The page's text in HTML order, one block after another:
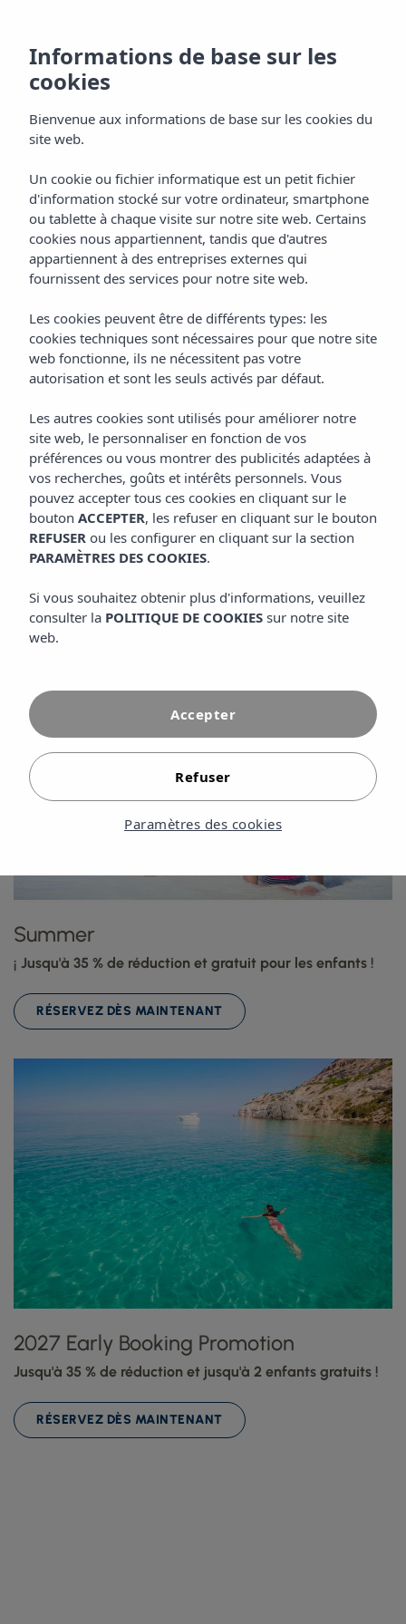
Offres à l'Insotel
Club Tarida Playa
Accueil Hôtels
Ibiza
Insotel Club Tarida Playa ****
Offres
Le meilleur offres
et promotions
Chez Insotel Club Tarida Playa nous vous proposons les
puissiez bénéficier d'un séjour complet sur la plage de Cala
Tarida au meilleur prix. Pour réserver directement sur notre
site officiel, vous aurez accès à des réductions exclusives,
des promotions familiales et des conditions spéciales que
vous trouverez auprès d'agences externes.
Summer
¡ Jusqu'à 35 % de réduction et gratuit pour les enfants !
RÉSERVEZ DÈS MAINTENANT
2027 Early Booking Promotion
Jusqu'à 35 % de réduction et jusqu'à 2 enfants gratuits !
RÉSERVEZ DÈS MAINTENANT
Informations de base sur les
cookies
Bienvenue aux informations de base sur les cookies du
site web.
Un cookie ou fichier informatique est un petit fichier
d'information stocké sur votre ordinateur, smartphone
ou tablette à chaque visite sur notre site web. Certains
cookies nous appartiennent, tandis que d'autres
appartiennent à des entreprises externes qui
fournissent des services pour notre site web.
Les cookies peuvent être de différents types: les
cookies techniques sont nécessaires pour que notre site
web fonctionne, ils ne nécessitent pas votre
autorisation et sont les seuls activés par défaut.
Les autres cookies sont utilisés pour améliorer notre
site web, le personnaliser en fonction de vos
préférences ou vous montrer des publicités adaptées à
vos recherches, goûts et intérêts personnels. Vous
pouvez accepter tous ces cookies en cliquant sur le
bouton ACCEPTER, les refuser en cliquant sur le bouton
REFUSER ou les configurer en cliquant sur la section
PARAMÈTRES DES COOKIES.
Si vous souhaitez obtenir plus d'informations, veuillez
consulter la POLITIQUE DE COOKIES sur notre site
web.
Paramètres des cookies
Refuser
Accepter